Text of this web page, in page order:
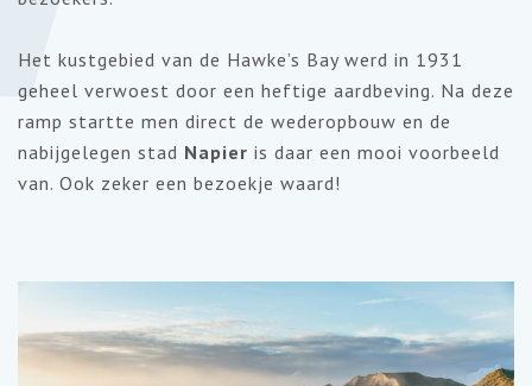
Het kustgebied van de Hawke’s Bay werd in 1931
geheel verwoest door een heftige aardbeving. Na deze
ramp startte men direct de wederopbouw en de
nabijgelegen stad Napier is daar een mooi voorbeeld
van. Ook zeker een bezoekje waard!